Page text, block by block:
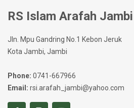
RS Islam Arafah Jambi
Jln. Mpu Gandring No.1 Kebon Jeruk
Kota Jambi, Jambi
Phone: 0741-667966
Email: rsi.arafah_jambi@yahoo.com